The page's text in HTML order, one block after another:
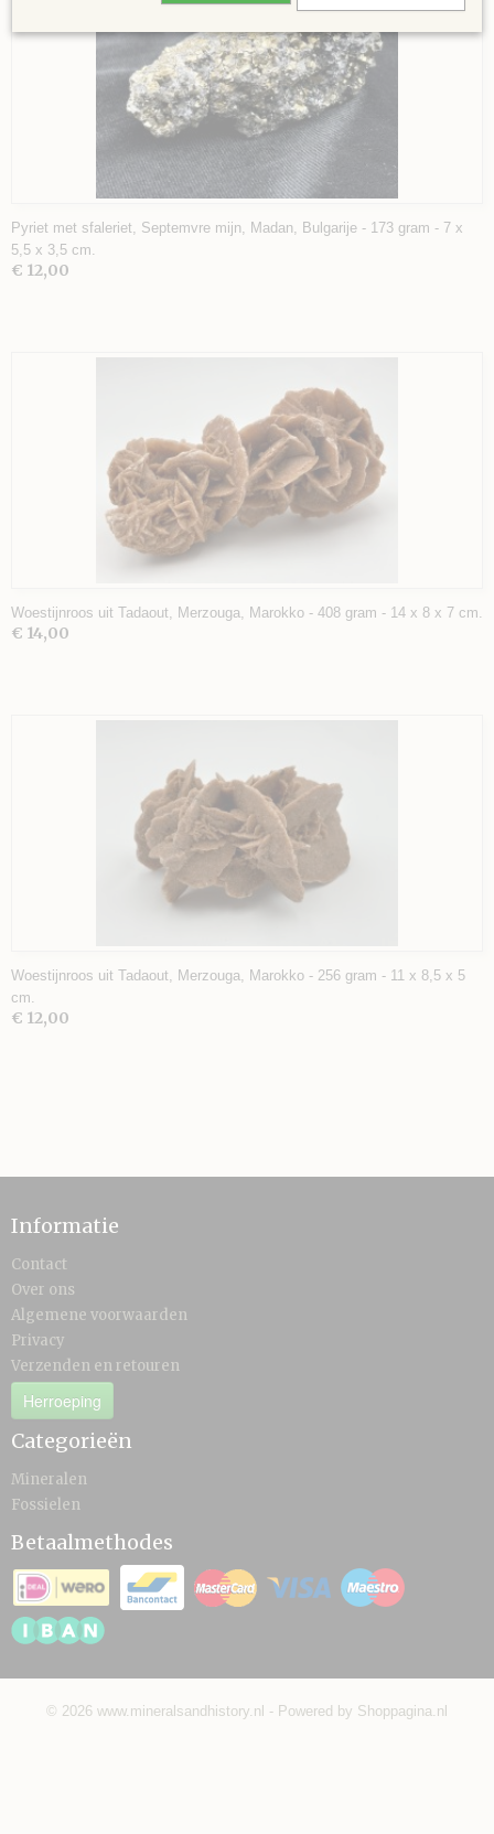
Pyriet met sfaleriet, Septemvre mijn, Madan, Bulgarije - 173 gram - 7 x
5,5 x 3,5 cm.
€ 12,00
Woestijnroos uit Tadaout, Merzouga, Marokko - 408 gram - 14 x 8 x 7 cm.
€ 14,00
Woestijnroos uit Tadaout, Merzouga, Marokko - 256 gram - 11 x 8,5 x 5
cm.
€ 12,00
Informatie
Contact
Over ons
Algemene voorwaarden
Privacy
Verzenden en retouren
Herroeping
Categorieën
Mineralen
Fossielen
Betaalmethodes
© 2026 www.mineralsandhistory.nl - Powered by Shoppagina.nl